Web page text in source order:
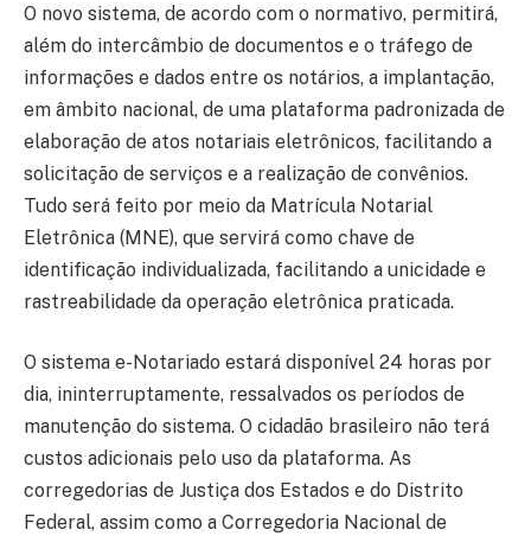
O novo sistema, de acordo com o normativo, permitirá,
além do intercâmbio de documentos e o tráfego de
informações e dados entre os notários, a implantação,
em âmbito nacional, de uma plataforma padronizada de
elaboração de atos notariais eletrônicos, facilitando a
solicitação de serviços e a realização de convênios.
Tudo será feito por meio da Matrícula Notarial
Eletrônica (MNE), que servirá como chave de
identificação individualizada, facilitando a unicidade e
rastreabilidade da operação eletrônica praticada.
O sistema e-Notariado estará disponível 24 horas por
dia, ininterruptamente, ressalvados os períodos de
manutenção do sistema. O cidadão brasileiro não terá
custos adicionais pelo uso da plataforma. As
corregedorias de Justiça dos Estados e do Distrito
Federal, assim como a Corregedoria Nacional de